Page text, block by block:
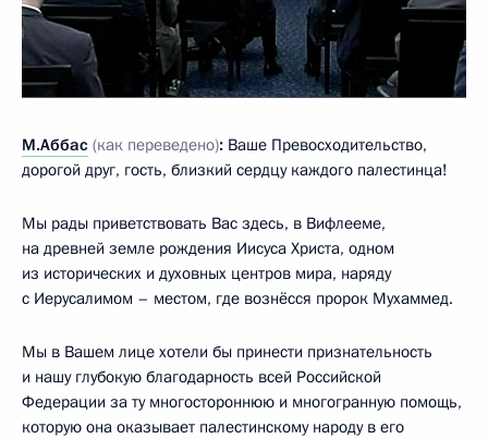
М.Аббас (как переведено): Ваше Превосходительство,
дорогой друг, гость, близкий сердцу каждого палестинца!
Мы рады приветствовать Вас здесь, в Вифлееме,
на древней земле рождения Иисуса Христа, одном
из исторических и духовных центров мира, наряду
с Иерусалимом – местом, где вознёсся пророк Мухаммед.
Мы в Вашем лице хотели бы принести признательность
и нашу глубокую благодарность всей Российской
Федерации за ту многостороннюю и многогранную помощь,
которую она оказывает палестинскому народу в его